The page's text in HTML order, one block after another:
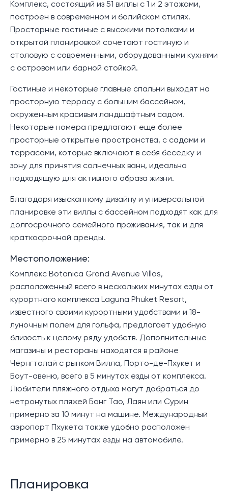
Комплекс, состоящий из 51 виллы с 1 и 2 этажами,
построен в современном и балийском стилях.
Просторные гостиные с высокими потолками и
открытой планировкой сочетают гостиную и
столовую с современными, оборудованными кухнями
с островом или барной стойкой.
Гостиные и некоторые главные спальни выходят на
просторную террасу с большим бассейном,
окруженным красивым ландшафтным садом.
Некоторые номера предлагают еще более
просторные открытые пространства, с садами и
террасами, которые включают в себя беседку и
зону для принятия солнечных ванн, идеально
подходящую для активного образа жизни.
Благодаря изысканному дизайну и универсальной
планировке эти виллы с бассейном подходят как для
долгосрочного семейного проживания, так и для
краткосрочной аренды.
Местоположение:
Комплекс Botanica Grand Avenue Villas,
расположенный всего в нескольких минутах езды от
курортного комплекса Laguna Phuket Resort,
известного своими курортными удобствами и 18-
луночным полем для гольфа, предлагает удобную
близость к целому ряду удобств. Дополнительные
магазины и рестораны находятся в районе
Чернгталай с рынком Вилла, Порто-де-Пхукет и
Боут-авеню, всего в 5 минутах езды от комплекса.
Любители пляжного отдыха могут добраться до
нетронутых пляжей Банг Тао, Лаян или Сурин
примерно за 10 минут на машине. Международный
аэропорт Пхукета также удобно расположен
примерно в 25 минутах езды на автомобиле.
Планировка